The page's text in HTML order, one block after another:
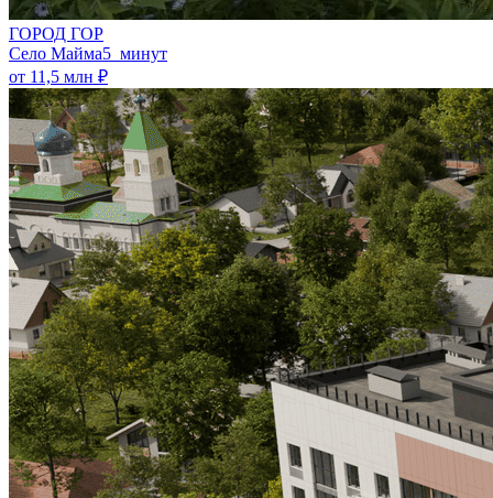
ГОРОД ГОР
Село Майма5 минут
от 11,5 млн ₽